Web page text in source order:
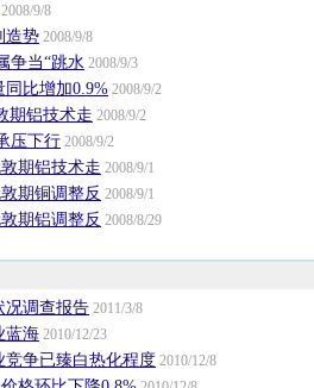
2008/9/8
造势 2008/9/8
争当“跳水 2008/9/3
同比增加0.9% 2008/9/2
期铝技术走 2008/9/2
压下行 2008/9/2
期铝技术走 2008/9/1
期铜调整反 2008/9/1
期铝调整反 2008/8/29
况调查报告 2011/3/8
蓝海 2010/12/23
竞争已臻白热化程度 2010/12/8